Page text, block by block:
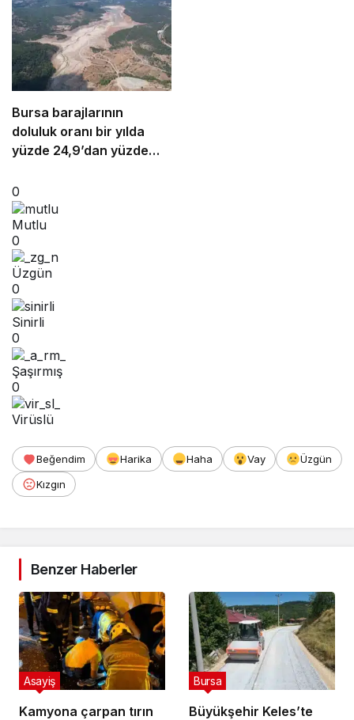
Bursa barajlarının
doluluk oranı bir yılda
yüzde 24,9’dan yüzde
0
Mutlu
0
Üzgün
0
Sinirli
0
Şaşırmış
0
Virüslü
Beğendim Harika Haha Vay
Üzgün
Kızgın
Benzer Haberler
Kamyona çarpan tırın
Asayiş
Büyükşehir Keles’te
Bursa